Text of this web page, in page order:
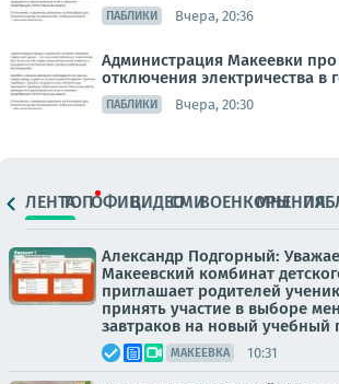
ПАБЛИКИ Вчера, 20:36
Администрация Макеевки
отключения электричества в
ПАБЛИКИ Вчера, 20:30
ЛЕНТАТОПОФИЦ.ВИДЕОСМИВОЕНКОРЫМНЕНИЯ
Александр Подгорный:
Макеевский комбинат
приглашает родителей
принять участие в выборе
завтраков на новый учебный
МАКЕЕВКА 10:31